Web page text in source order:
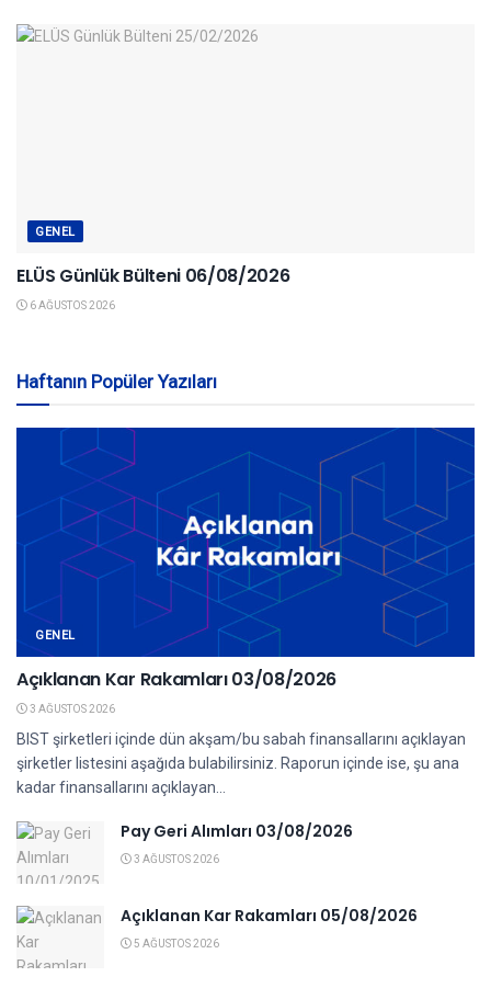
GENEL
ELÜS Günlük Bülteni 06/08/2026
6 AĞUSTOS 2026
Haftanın Popüler Yazıları
GENEL
Açıklanan Kar Rakamları 03/08/2026
3 AĞUSTOS 2026
BIST şirketleri içinde dün akşam/bu sabah finansallarını açıklayan
şirketler listesini aşağıda bulabilirsiniz. Raporun içinde ise, şu ana
kadar finansallarını açıklayan...
Pay Geri Alımları 03/08/2026
3 AĞUSTOS 2026
Açıklanan Kar Rakamları 05/08/2026
5 AĞUSTOS 2026